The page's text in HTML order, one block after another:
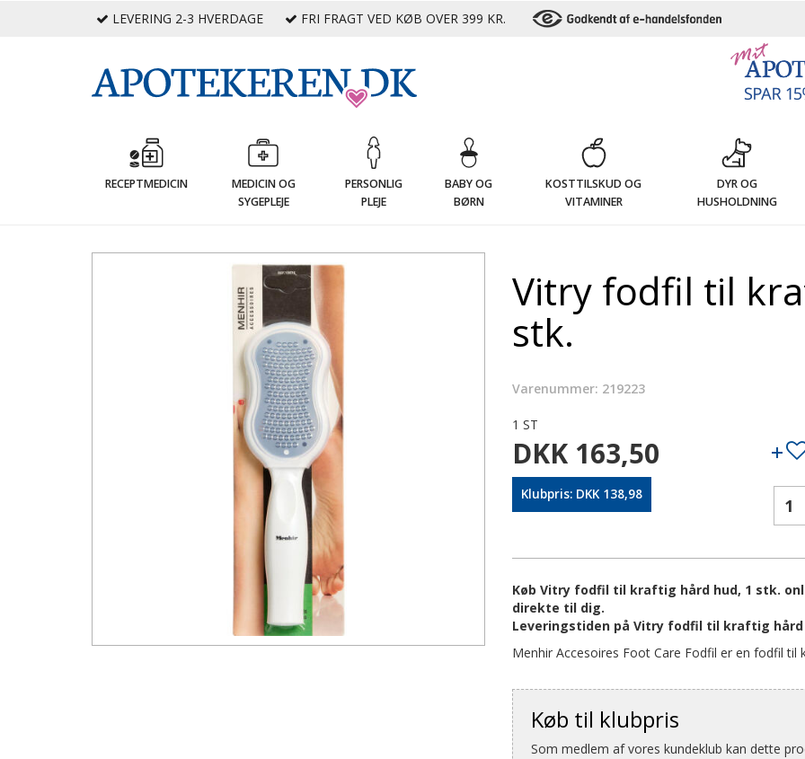
LEVERING 2-3 HVERDAGE FRI FRAGT VED KØB OVER 399 KR.
RECEPTMEDICIN
MEDICIN OG
SYGEPLEJE
PERSONLIG
PLEJE
BABY OG
BØRN
KOSTTILSKUD OG
VITAMINER
DYR OG
HUSHOLDNING
Vitry fodfil til
stk.
Varenummer: 219223
1 ST
DKK 163,50
Klubpris: DKK 138,98
Køb Vitry fodfil til kraftig hård hud, 1 stk.
direkte til dig.
Leveringstiden på Vitry fodfil til kraftig hård
Menhir Accesoires Foot Care Fodfil er en fodfil til
Køb til klubpris
Som medlem af vores kundeklub kan dette